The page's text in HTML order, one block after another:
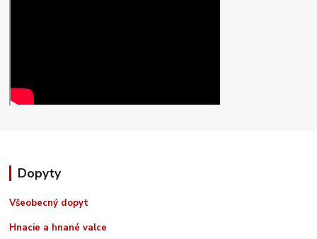
Dopyty
Všeobecný dopyt
Hnacie a hnané valce